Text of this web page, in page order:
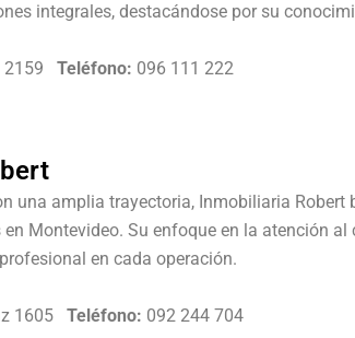
integrales, destacándose por su
2159 Teléfono: 096 111 222
una amplia trayectoria, Inmobiliaria Robert
Montevideo. Su enfoque en la atención
en cada operación.
1605 Teléfono: 092 244 704